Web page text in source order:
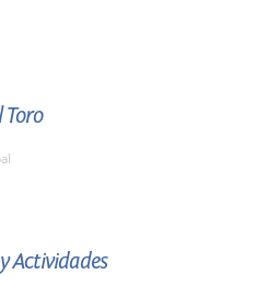
Toro
Actividades